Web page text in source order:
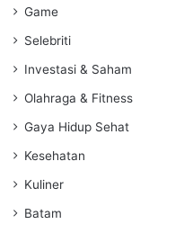
Game
Selebriti
Investasi & Saham
Olahraga & Fitness
Gaya Hidup Sehat
Kesehatan
Kuliner
Batam